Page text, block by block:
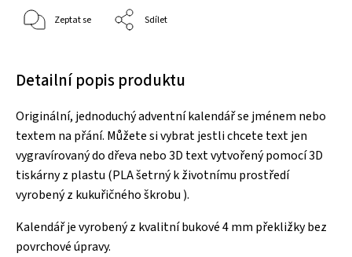
Zeptat se Sdílet
Detailní popis produktu
Originální, jednoduchý adventní kalendář se jménem nebo
textem na přání. Můžete si vybrat jestli chcete text jen
vygravírovaný do dřeva nebo 3D text vytvořený pomocí 3D
tiskárny z plastu (PLA šetrný k životnímu prostředí
vyrobený z kukuřičného škrobu ).
Kalendář je vyrobený z kvalitní bukové 4 mm překližky bez
povrchové úpravy.